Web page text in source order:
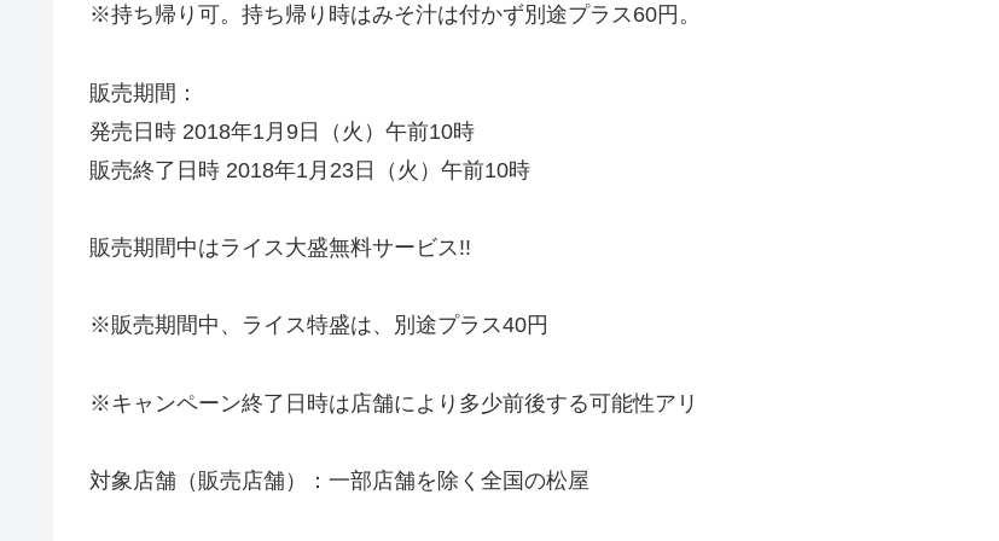
※持ち帰り可。持ち帰り時はみそ汁は付かず別途プラス60円。
販売期間：
発売日時 2018年1月9日（火）午前10時
販売終了日時 2018年1月23日（火）午前10時
販売期間中はライス大盛無料サービス!!
※販売期間中、ライス特盛は、別途プラス40円
※キャンペーン終了日時は店舗により多少前後する可能性アリ
対象店舗（販売店舗）：一部店舗を除く全国の松屋